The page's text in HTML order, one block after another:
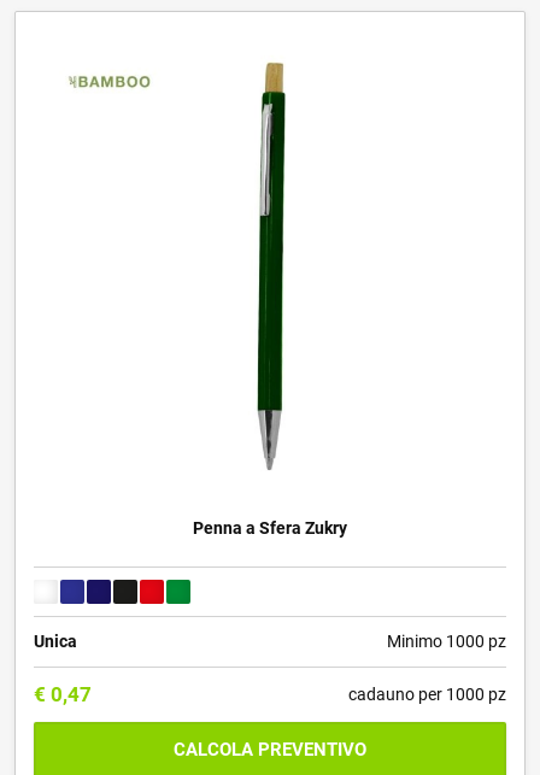
Penna a Sfera Zukry
Unica Minimo 1000 pz
€ 0,47 cadauno per 1000 pz
CALCOLA PREVENTIVO